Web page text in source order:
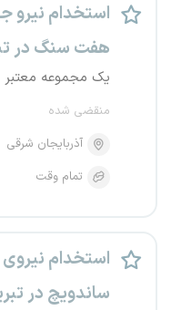
استخدام نیرو
هفت سنگ در
یک مجموعه معتبر
منقضی شده
آذربایجان شرقی
تمام وقت
استخدام نیروی
ساندویچ در